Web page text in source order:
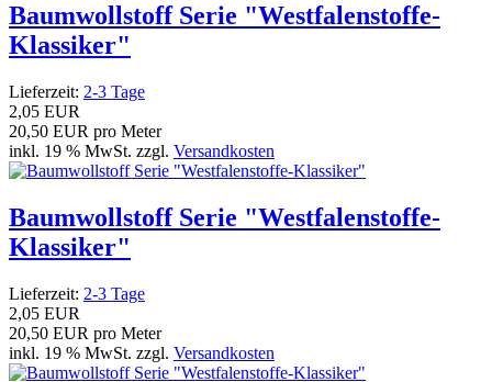
Baumwollstoff Serie "Westfalenstoffe-
Klassiker"
Lieferzeit: 2-3 Tage
2,05 EUR
20,50 EUR pro Meter
inkl. 19 % MwSt. zzgl. Versandkosten
Baumwollstoff Serie "Westfalenstoffe-
Klassiker"
Lieferzeit: 2-3 Tage
2,05 EUR
20,50 EUR pro Meter
inkl. 19 % MwSt. zzgl. Versandkosten